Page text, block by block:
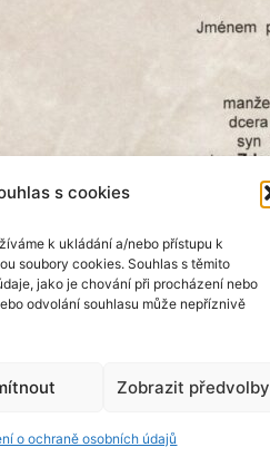
s cookies
k ukládání a/nebo přístupu k
soubory cookies. Souhlas s těmito
jako je chování při procházení nebo
odvolání souhlasu může nepříznivě
Zobrazit předvolby
o ochraně osobních údajů